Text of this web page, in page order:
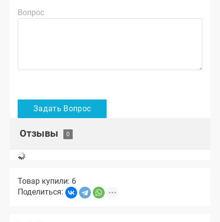
Вопрос
Отзывы
Товар купили: 6
Поделиться: